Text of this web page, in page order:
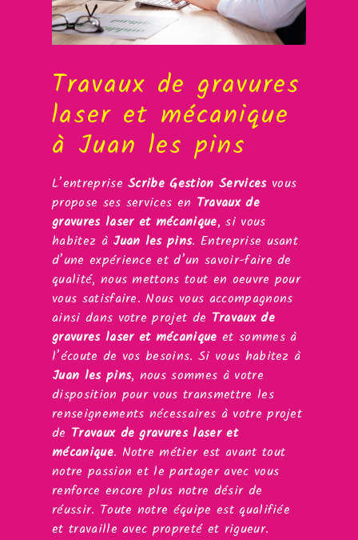
Travaux de gravures
laser et mécanique
à Juan les pins
L’entrepriseScribe Gestion Servicesvous
propose ses services en Travaux de
gravures laser et mécanique, si vous
habitez à Juan les pins. Entreprise usant
d’une expérience et d’un savoir-faire de
qualité, nous mettons tout en oeuvre pour
vous satisfaire. Nous vous accompagnons
ainsi dans votre projet de Travaux de
gravures laser et mécanique et sommes à
l’écoute de vos besoins. Si vous habitez à
Juan les pins, nous sommes à votre
disposition pour vous transmettre les
renseignements nécessaires à votre projet
de Travaux de gravures laser et
mécanique. Notre métier est avant tout
notre passion et le partager avec vous
renforce encore plus notre désir de
réussir. Toute notre équipe est qualifiée
et travaille avec propreté et rigueur.